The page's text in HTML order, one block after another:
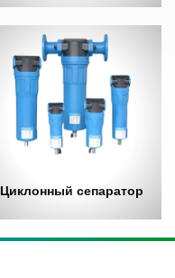
Циклонный сепаратор